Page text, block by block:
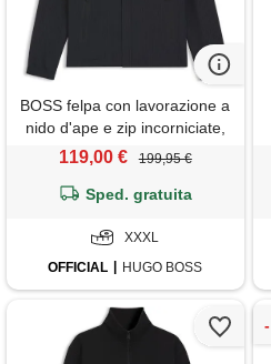
BOSS felpa con lavorazione a
nido d'ape e zip incorniciate,
blu scuro
119,00 € 199,95 €
Sped. gratuita
XXXL
OFFICIAL
HUGO BOSS